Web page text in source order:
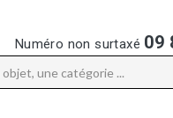
Numéro non surtaxé 09